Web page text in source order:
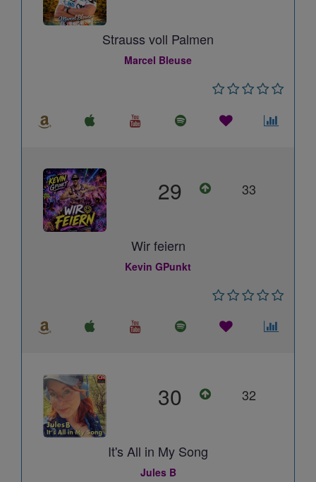
Strauss voll Palmen
Marcel Bleuse
29 33
Wir feiern
Kevin GPunkt
30 32
It's All in My Song
Jules B